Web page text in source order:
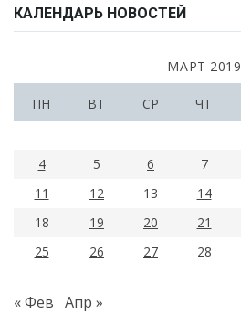
КАЛЕНДАРЬ НОВОСТЕЙ
МАРТ 2019
ПН ВТ СР ЧТ
4
5 6 7
11
12 13 14
18
19 20 21
25
26 27 28
« Фев Апр »